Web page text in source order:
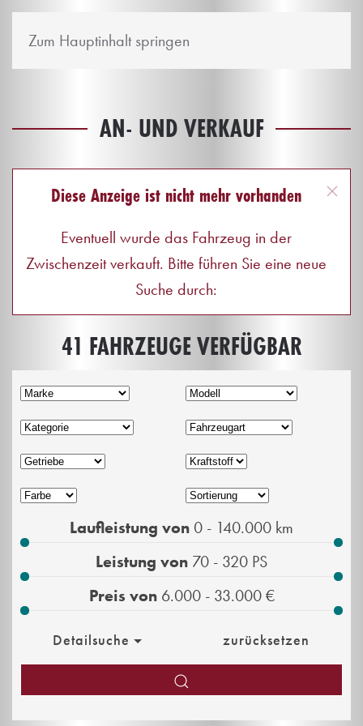
Zum Hauptinhalt springen
AN- UND VERKAUF
Diese Anzeige ist nicht mehr vorhanden
Eventuell wurde das Fahrzeug in der
Zwischenzeit verkauft. Bitte führen Sie eine neue
Suche durch:
41 FAHRZEUGE VERFÜGBAR
Laufleistung von 0 - 140.000 km
Leistung von 70 - 320 PS
Preis von 6.000 - 33.000€
Detailsuche zurücksetzen